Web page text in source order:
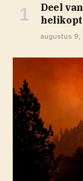
Deel
augustus 9,